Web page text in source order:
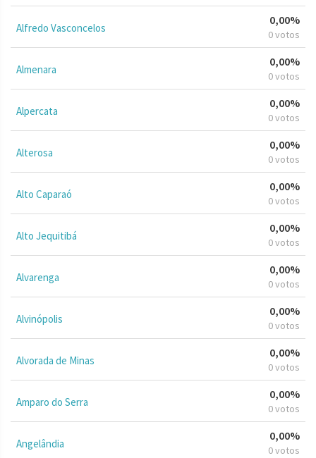
Alfredo Vasconcelos
0,00%
0 votos
Almenara
0,00%
0 votos
Alpercata
0,00%
0 votos
Alterosa
0,00%
0 votos
Alto Caparaó
0,00%
0 votos
Alto Jequitibá
0,00%
0 votos
Alvarenga
0,00%
0 votos
Alvinópolis
0,00%
0 votos
Alvorada de Minas
0,00%
0 votos
Amparo do Serra
0,00%
0 votos
Angelândia
0,00%
0 votos